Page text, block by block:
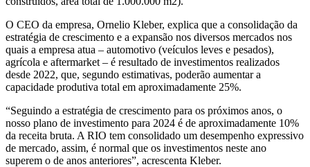
O CEO da empresa, Ornelio Kleber, explica que a consolidação da
estratégia de crescimento e a expansão nos diversos mercados nos
quais a empresa atua – automotivo (veículos leves e pesados),
agrícola e aftermarket – é resultado de investimentos realizados
desde 2022, que, segundo estimativas, poderão aumentar a
capacidade produtiva total em aproximadamente 25%.
“Seguindo a estratégia de crescimento para os próximos anos, o
nosso plano de investimento para 2024 é de aproximadamente 10%
da receita bruta. A RIO tem consolidado um desempenho expressivo
de mercado, assim, é normal que os investimentos neste ano
superem o de anos anteriores”, acrescenta Kleber.